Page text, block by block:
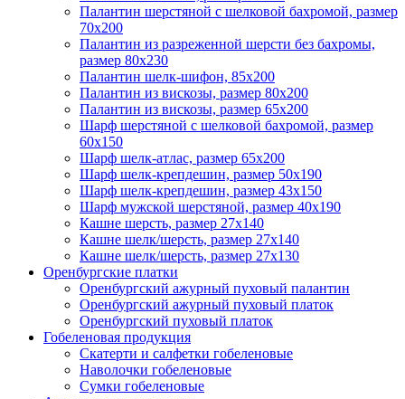
Палантин шерстяной с шелковой бахромой, размер
70x200
Палантин из разреженной шерсти без бахромы,
размер 80х230
Палантин шелк-шифон, 85х200
Палантин из вискозы, размер 80х200
Палантин из вискозы, размер 65х200
Шарф шерстяной с шелковой бахромой, размер
60x150
Шарф шелк-атлас, размер 65х200
Шарф шелк-крепдешин, размер 50x190
Шарф шелк-крепдешин, размер 43х150
Шарф мужской шерстяной, размер 40х190
Кашне шерсть, размер 27х140
Кашне шелк/шерсть, размер 27х140
Кашне шелк/шерсть, размер 27х130
Оренбургские платки
Оренбургский ажурный пуховый палантин
Оренбургский ажурный пуховый платок
Оренбургский пуховый платок
Гобеленовая продукция
Скатерти и салфетки гобеленовые
Наволочки гобеленовые
Сумки гобеленовые